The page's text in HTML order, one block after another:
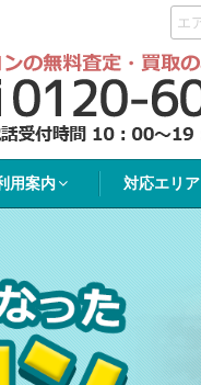
用案内 対応エリア